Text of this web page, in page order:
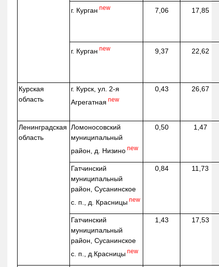
г. Курган new 7,06 17,85
г. Курган new 9,37 22,62
Курская
область
г. Курск, ул. 2-я
Агрегатная new
0,43 26,67
Ленинградская
область
Ломоносовский
муниципальный
район, д. Низино new
0,50 1,47
Гатчинский
муниципальный
район, Сусанинское
с. п., д. Красницы new
0,84 11,73
Гатчинский
муниципальный
район, Сусанинское
с. п., д.Красницы new
1,43 17,53